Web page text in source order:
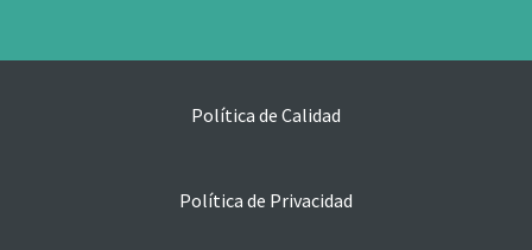
Política de Calidad
Política de Privacidad